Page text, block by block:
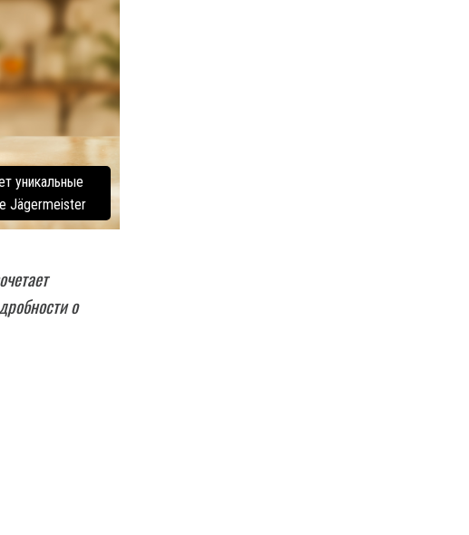
уникальные
Jägermeister
о